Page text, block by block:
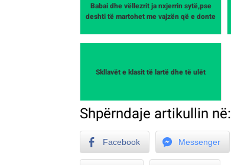
Babai dhe vëllezrit ja nxjerrin sytë,pse
deshti të martohet me vajzën që e donte
Skllavët e klasit të lartë dhe të ulët
Shpërndaje artikullin në:
Facebook Messenger